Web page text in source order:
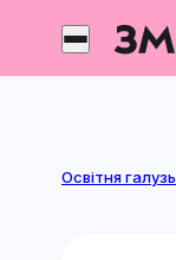
Перейти
Освітня галузь